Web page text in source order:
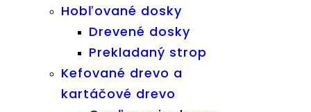
Hobľované dosky
Drevené dosky
Prekladaný strop
Kefované drevo a
kartáčové drevo